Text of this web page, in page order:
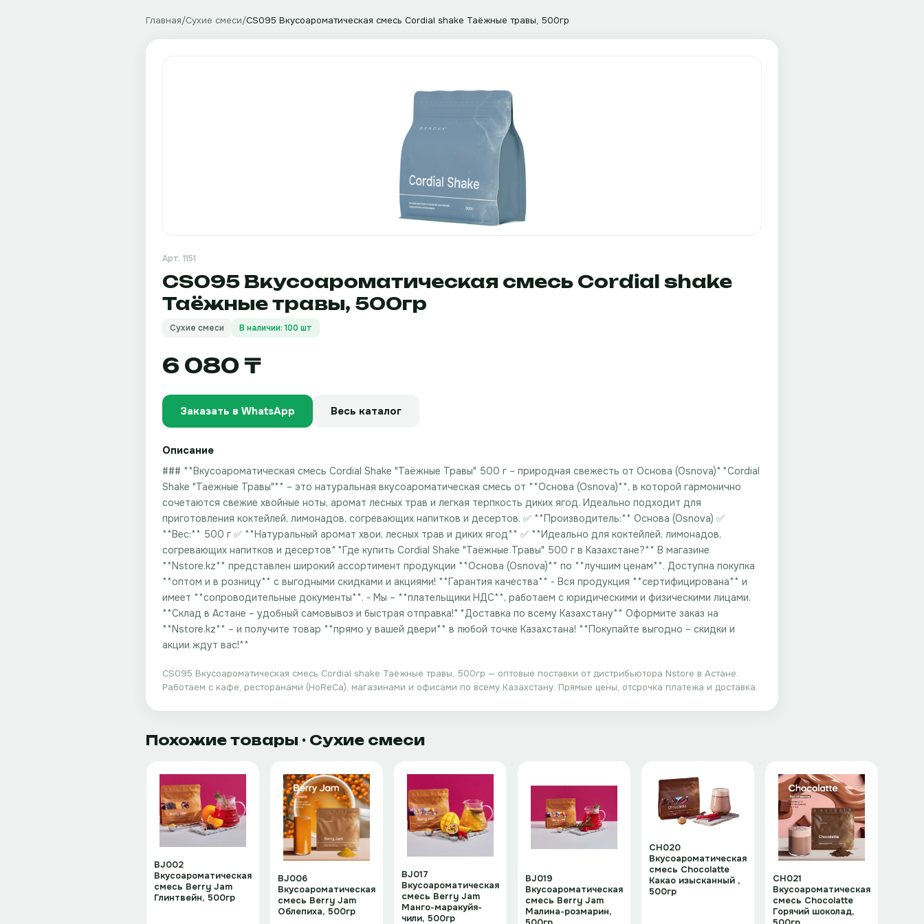
Главная/Сухие смеси/CS095 Вкусоароматическая смесь Cordial shake Таёжные травы, 500гр
Арт. 1151
CS095 Вкусоароматическая смесь Cordial shake
Таёжные травы, 500гр
Сухие смеси В наличии: 100 шт
6 080 ₸
Заказать в WhatsApp Весь каталог
Описание
### **Вкусоароматическая смесь Cordial Shake "Таёжные Травы" 500 г – природная свежесть от Основа (Osnova)** **Cordial
Shake "Таёжные Травы"** – это натуральная вкусоароматическая смесь от **Основа (Osnova)**, в которой гармонично
сочетаются свежие хвойные ноты, аромат лесных трав и легкая терпкость диких ягод. Идеально подходит для
приготовления коктейлей, лимонадов, согревающих напитков и десертов. ✅ **Производитель:** Основа (Osnova) ✅
**Вес:** 500 г ✅ **Натуральный аромат хвои, лесных трав и диких ягод** ✅ **Идеально для коктейлей, лимонадов,
согревающих напитков и десертов** **Где купить Cordial Shake "Таёжные Травы" 500 г в Казахстане?** В магазине
**Nstore.kz** представлен широкий ассортимент продукции **Основа (Osnova)** по **лучшим ценам**. Доступна покупка
**оптом и в розницу** с выгодными скидками и акциями! **Гарантия качества** - Вся продукция **сертифицирована** и
имеет **сопроводительные документы**. - Мы – **плательщики НДС**, работаем с юридическими и физическими лицами.
**Склад в Астане – удобный самовывоз и быстрая отправка!** **Доставка по всему Казахстану** Оформите заказ на
**Nstore.kz** – и получите товар **прямо у вашей двери** в любой точке Казахстана! **Покупайте выгодно – скидки и
акции ждут вас!**
CS095 Вкусоароматическая смесь Cordial shake Таёжные травы, 500гр — оптовые поставки от дистрибьютора Nstore в Астане.
Работаем с кафе, ресторанами (HoReCa), магазинами и офисами по всему Казахстану. Прямые цены, отсрочка платежа и доставка.
Похожие товары · Сухие смеси
BJ002
Вкусоароматическая
смесь Berry Jam
Глинтвейн, 500гр
BJ006
Вкусоароматическая
смесь Berry Jam
Облепиха, 500гр
BJ017
Вкусоароматическая
смесь Berry Jam
Манго-маракуйя-
чили, 500гр
BJ019
Вкусоароматическая
смесь Berry Jam
Малина-розмарин,
CH020
Вкусоароматическая
смесь Chocolatte
Какао изысканный ,
500гр
CH021
Вкусоароматическая
смесь Chocolatte
Горячий шоколад,